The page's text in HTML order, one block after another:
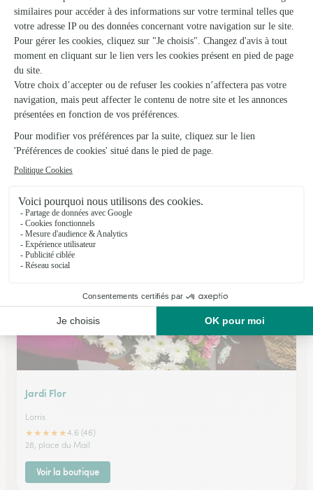
Voir la boutique
Nature et Tentations
★★ ★★★4.6 (93)
3, boulevard du Saumon
Voir la boutique
Jardi Flor
Lorris
★★★★★4.6 (46)
28, place du Mail
Voir la boutique